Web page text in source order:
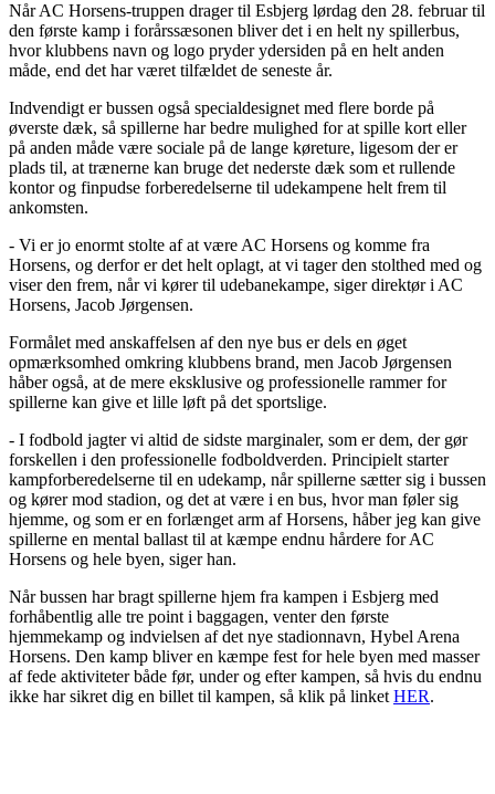
Når AC Horsens-truppen drager til Esbjerg lørdag den 28. februar til
den første kamp i forårssæsonen bliver det i en helt ny spillerbus,
hvor klubbens navn og logo pryder ydersiden på en helt anden
måde, end det har været tilfældet de seneste år.
Indvendigt er bussen også specialdesignet med flere borde på
øverste dæk, så spillerne har bedre mulighed for at spille kort eller
på anden måde være sociale på de lange køreture, ligesom der er
plads til, at trænerne kan bruge det nederste dæk som et rullende
kontor og finpudse forberedelserne til udekampene helt frem til
ankomsten.
- Vi er jo enormt stolte af at være AC Horsens og komme fra
Horsens, og derfor er det helt oplagt, at vi tager den stolthed med og
viser den frem, når vi kører til udebanekampe, siger direktør i AC
Horsens, Jacob Jørgensen.
Formålet med anskaffelsen af den nye bus er dels en øget
opmærksomhed omkring klubbens brand, men Jacob Jørgensen
håber også, at de mere eksklusive og professionelle rammer for
spillerne kan give et lille løft på det sportslige.
- I fodbold jagter vi altid de sidste marginaler, som er dem, der gør
forskellen i den professionelle fodboldverden. Principielt starter
kampforberedelserne til en udekamp, når spillerne sætter sig i bussen
og kører mod stadion, og det at være i en bus, hvor man føler sig
hjemme, og som er en forlænget arm af Horsens, håber jeg kan give
spillerne en mental ballast til at kæmpe endnu hårdere for AC
Horsens og hele byen, siger han.
Når bussen har bragt spillerne hjem fra kampen i Esbjerg med
forhåbentlig alle tre point i baggagen, venter den første
hjemmekamp og indvielsen af det nye stadionnavn, Hybel Arena
Horsens. Den kamp bliver en kæmpe fest for hele byen med masser
af fede aktiviteter både før, under og efter kampen, så hvis du endnu
ikke har sikret dig en billet til kampen, så klik på linket HER.